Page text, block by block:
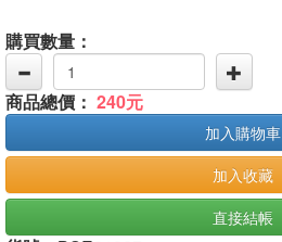
購買數量：
商品總價： 240元
加入購物車
加入收藏
直接結帳